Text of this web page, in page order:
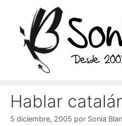
contenido
Hablar
5 diciembre, 2005 por Sonia